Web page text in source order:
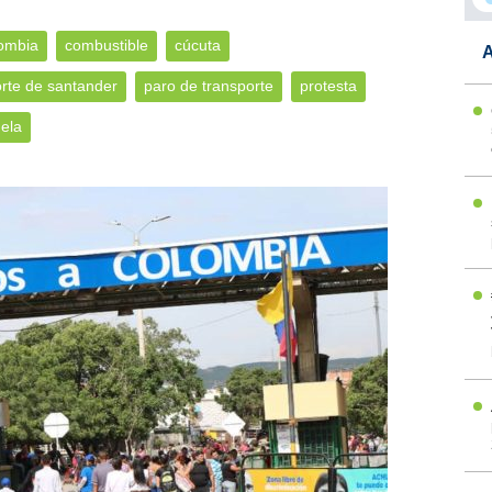
combustible cúcuta
de santander paro de transporte protesta